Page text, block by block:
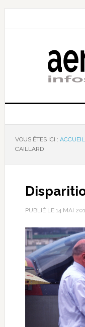
VOUS ÊTES ICI : ACCUEIL
CAILLARD
PUBLIÉ LE 14 MAI